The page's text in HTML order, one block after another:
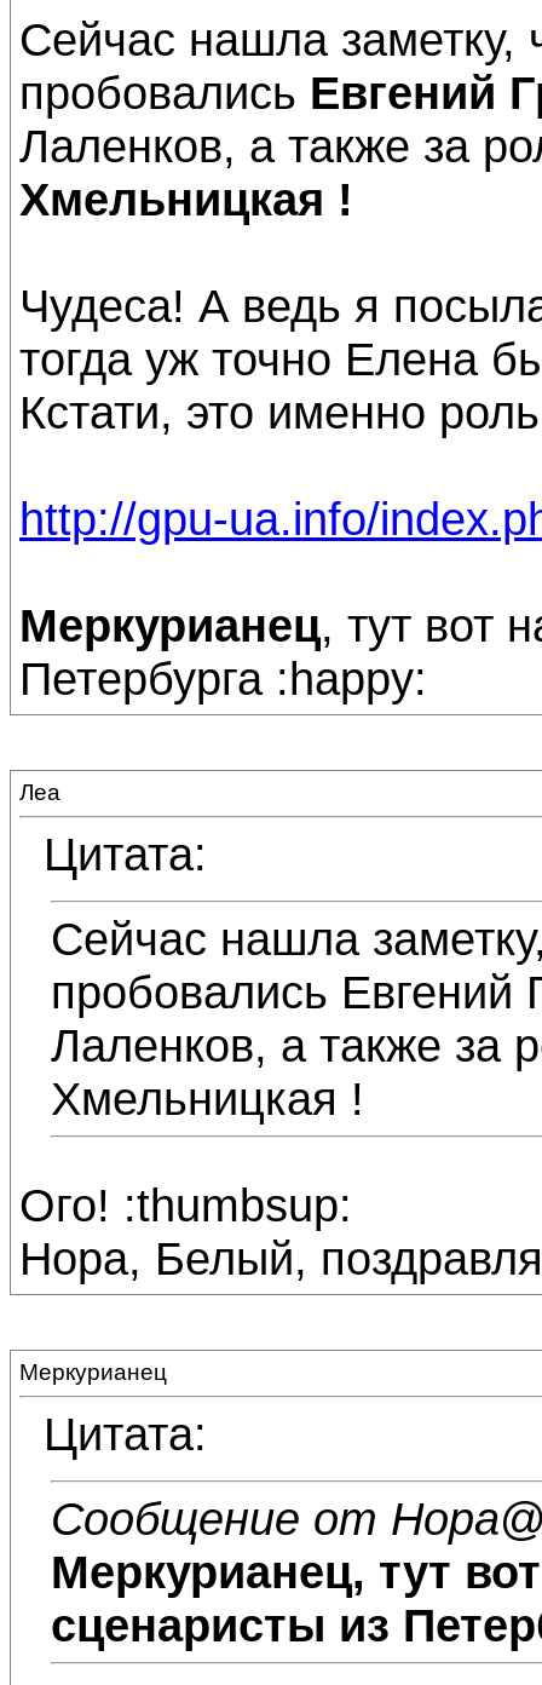
Сейчас нашла заметку,
пробовались Евгений
Лаленков, а также за
Хмельницкая !
Чудеса! А ведь я
тогда уж точно Елена
Кстати, это именно
http://gpu-ua.info/
Меркурианец, тут вот
Петербурга :happy:
Леа
Цитата:
Сейчас нашла
пробовались
Лаленков, а также за
Хмельницкая !
Ого! :thumbsup:
Нора, Белый,
Меркурианец
Цитата:
Сообщение от Нора
Меркурианец, тут
сценаристы из